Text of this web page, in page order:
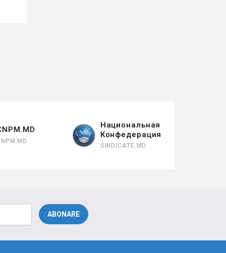
Национальная
Конфедерация
SINDICATE.MD